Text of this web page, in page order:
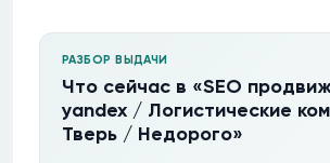
РАЗБОР ВЫДАЧИ
Что сейчас в «SEO
yandex / Логистические
Тверь / Недорого»